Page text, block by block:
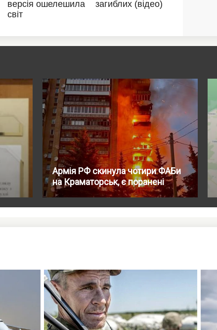
Армія РФ скинула чотири ФАБи
на Краматорськ, є поранені